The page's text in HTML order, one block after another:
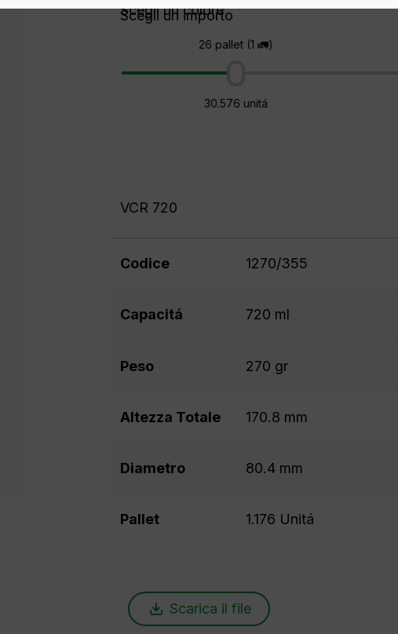
Scegli un importo
26 pallet (1 🚛)
30.576 unitá
Scegli un colore
VCR 720
Codice 1270/355
Capacitá 720 ml
Peso 270 gr
Altezza Totale 170.8 mm
Diametro 80.4 mm
Pallet 1.176 Unitá
Scarica il file